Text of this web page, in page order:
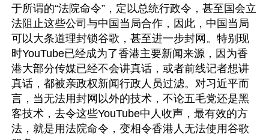
于所谓的“法院命令”，定以总统行政令，甚至国会立
法阻止这些公司与中国当局合作，因此，中国当局
可以大条道理封锁谷歌，甚至进一步封网。特别现
时YouTube已经成为了香港主要新闻来源，因为香
港大部分传媒已经不会讲真话，或者前线记者想讲
真话，都被亲政权新闻行政人员过滤。对习近平而
言，当无法用封网以外的技术，不论五毛党还是黑
客技术，去令这些YouTube中人收声，最有效的方
法，就是用法院命令，变相令香港人无法使用谷歌